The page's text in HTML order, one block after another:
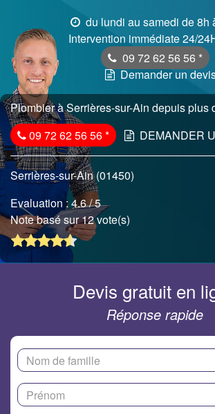
du lundi au samedi de 8h
Intervention immédiate 24/
09 72 62 56 56 *
Demander un
Plombier à Serrières-sur-Ain depuis plus
09 72 62 56 56* DEMANDER
Serrières-sur-Ain (01450)
Evaluation :4.6/ 5
Note basé sur 12 vote(s)
Devis gratuit en
Réponse rapide